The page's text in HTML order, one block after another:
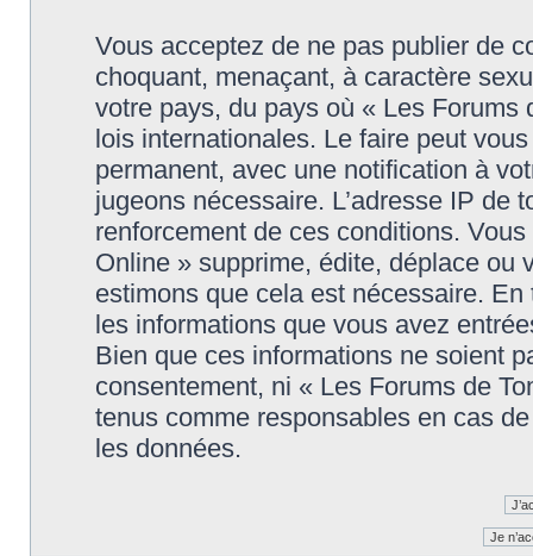
Vous acceptez de ne pas publier de
choquant, menaçant, à caractère
votre pays, du pays où « Les
lois internationales. Le faire peut
permanent, avec une notification à
jugeons nécessaire. L’adresse IP de
renforcement de ces conditions.
Online » supprime, édite, déplace ou
estimons que cela est nécessaire.
les informations que vous avez
Bien que ces informations ne soient
consentement, ni « Les Forums de
tenus comme responsables en cas
les données.